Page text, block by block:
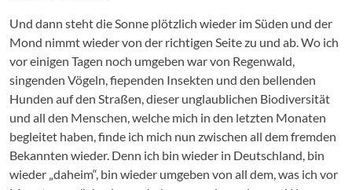
Und dann steht die Sonne plötzlich wieder im Süden und der
Mond nimmt wieder von der richtigen Seite zu und ab. Wo ich
vor einigen Tagen noch umgeben war von Regenwald,
singenden Vögeln, fiependen Insekten und den bellenden
Hunden auf den Straßen, dieser unglaublichen Biodiversität
und all den Menschen, welche mich in den letzten Monaten
begleitet haben, finde ich mich nun zwischen all dem fremden
Bekannten wieder. Denn ich bin wieder in Deutschland, bin
wieder „daheim“, bin wieder umgeben von all dem, was ich vor